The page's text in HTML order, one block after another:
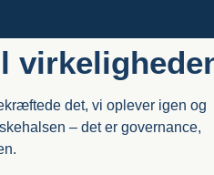
det, vi oplever igen og
– det er governance,